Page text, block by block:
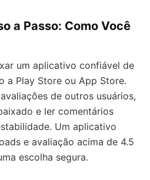
a Passo: Como Você
um aplicativo confiável de
a Play Store ou App Store.
de outros usuários,
e ler comentários
Um aplicativo
e avaliação acima de 4.5
escolha segura.